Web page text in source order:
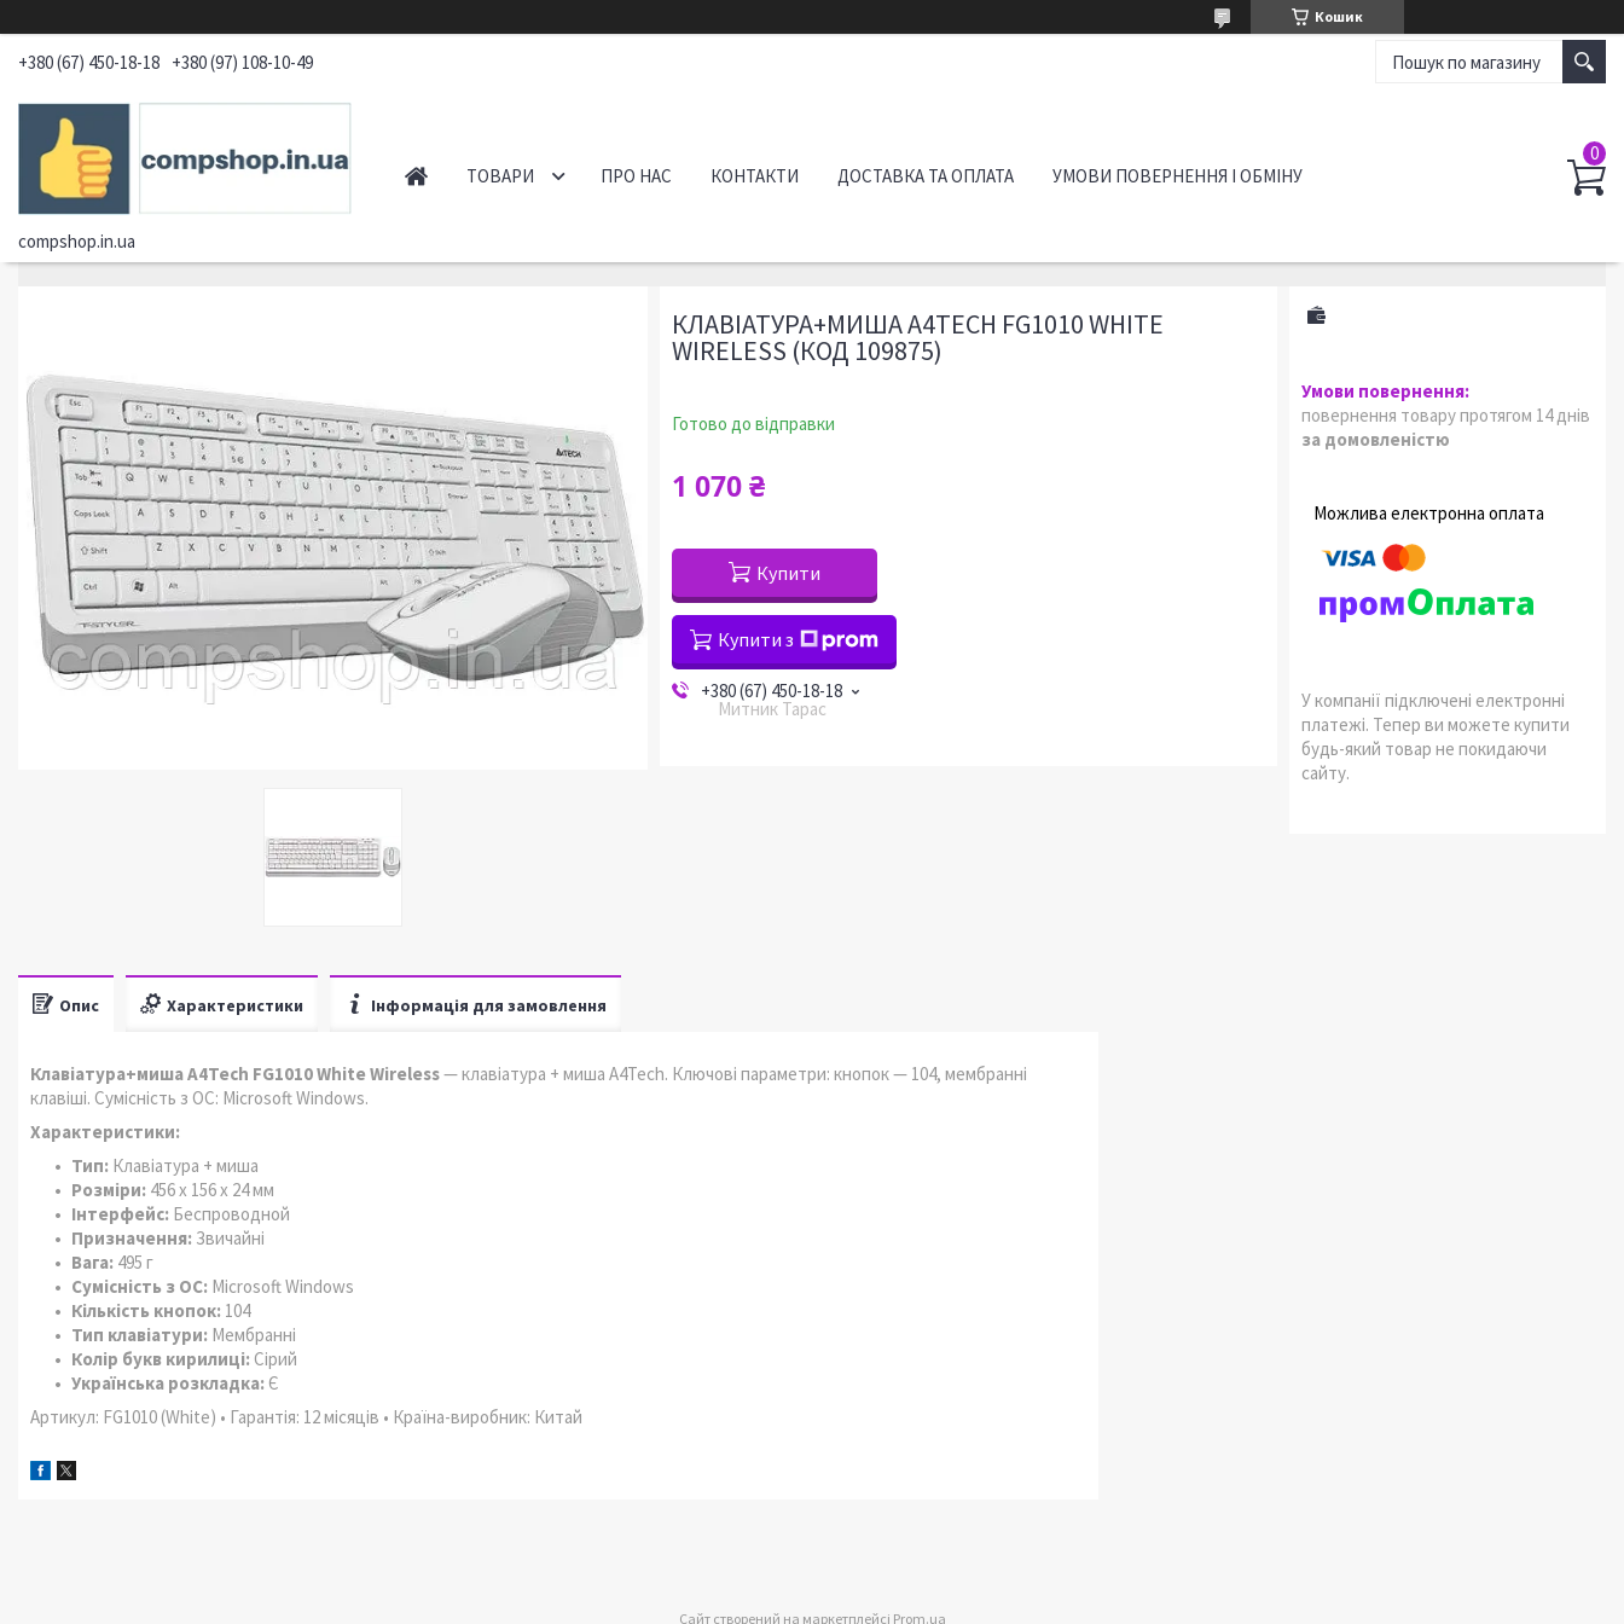
Кошик
+380 (67) 450-18-18 +380 (97) 108-10-49
compshop.in.ua
ТОВАРИ ПРО НАС КОНТАКТИ ДОСТАВКА ТА ОПЛАТА УМОВИ ПОВЕРНЕННЯ І ОБМІНУ
КЛАВІАТУРА+МИША A4TECH FG1010 WHITE
WIRELESS (КОД 109875)
Готово до відправки
1 070 ₴
Купити
Купити з
+380 (67) 450-18-18
Митник Тарас
повернення товару протягом 14 днів
за домовленістю
У компанії підключені електронні
платежі. Тепер ви можете купити
будь-який товар не покидаючи
сайту.
Опис Характеристики Інформація для замовлення
Клавіатура+миша A4Tech FG1010 White Wireless— клавіатура + миша A4Tech. Ключові параметри: кнопок — 104, мембранні
клавіші. Сумісність з ОС: Microsoft Windows.
Характеристики:
Тип: Клавіатура + миша
Розміри: 456 х 156 х 24 мм
Інтерфейс: Беспроводной
Призначення: Звичайні
Вага: 495 г
Сумісність з ОС: Microsoft Windows
Кількість кнопок: 104
Тип клавіатури: Мембранні
Колір букв кирилиці: Сірий
Українська розкладка: Є
Артикул: FG1010 (White) • Гарантія: 12 місяців • Країна-виробник: Китай
Сайт створений на маркетплейсі Prom.ua